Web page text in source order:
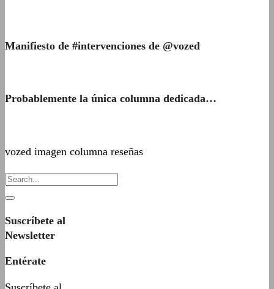
Manifiesto de #intervenciones de @vozed
Probablemente la única columna dedicada…
vozed imagen columna reseñas
Suscríbete al
Newsletter
Entérate